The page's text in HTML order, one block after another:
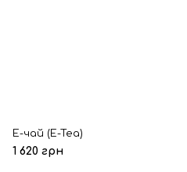
Е-чай (E-Tea)
1 620 грн